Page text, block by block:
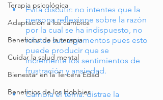
Terapia psicológica
Adaptación a los cambios
Beneficios de la terapia
Cuidar la salud mental
Bienestar en la Tercera Edad
Beneficios de los Hobbies
Evita discutir: no intentes que la
persona reflexione sobre la razón
por la cual se ha indispuesto, no
refutes sus argumentos pues esto
puede producir que se
incremente los sentimientos de
frustración y ansiedad.
Cambia el tema: distrae la